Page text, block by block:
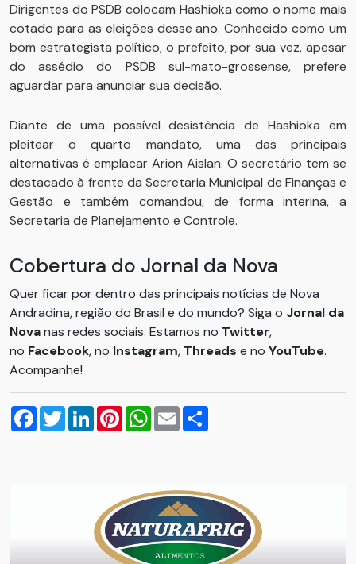
Dirigentes do PSDB colocam Hashioka como o nome mais
cotado para as eleições desse ano. Conhecido como um
bom estrategista político, o prefeito, por sua vez, apesar
do assédio do PSDB sul-mato-grossense, prefere
aguardar para anunciar sua decisão.
Diante de uma possível desistência de Hashioka em
pleitear o quarto mandato, uma das principais
alternativas é emplacar Arion Aislan. O secretário tem se
destacado à frente da Secretaria Municipal de Finanças e
Gestão e também comandou, de forma interina, a
Secretaria de Planejamento e Controle.
Cobertura do Jornal da Nova
Quer ficar por dentro das principais notícias de Nova
Andradina, região do Brasil e do mundo? Siga o Jornal da
Novanas redes sociais. Estamos no Twitter,
no Facebook, no Instagram, Threads e no YouTube.
Acompanhe!
Facebook
TwitterLinkedInPinterestWhatsApp
Email